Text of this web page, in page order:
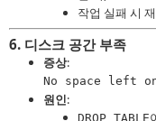
작업 실패 시
6. 디스크 공간 부족
증상:
No space left
원인:
DROP TABLE